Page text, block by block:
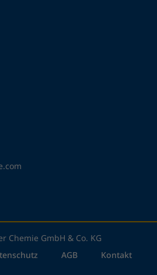
Chemie GmbH & Co. KG
AGB Kontakt